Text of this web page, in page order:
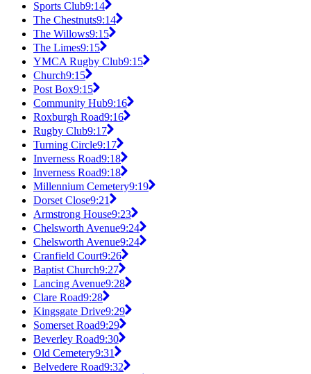
Sports Club9:14
The Chestnuts9:14
The Willows9:15
The Limes9:15
YMCA Rugby Club9:15
Church9:15
Post Box9:15
Community Hub9:16
Roxburgh Road9:16
Rugby Club9:17
Turning Circle9:17
Inverness Road9:18
Inverness Road9:18
Millennium Cemetery9:19
Dorset Close9:21
Armstrong House9:23
Chelsworth Avenue9:24
Chelsworth Avenue9:24
Cranfield Court9:26
Baptist Church9:27
Lancing Avenue9:28
Clare Road9:28
Kingsgate Drive9:29
Somerset Road9:29
Beverley Road9:30
Old Cemetery9:31
Belvedere Road9:32